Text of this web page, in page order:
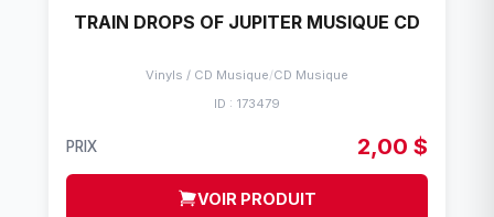
TRAIN DROPS OF JUPITER MUSIQUE CD
Vinyls / CD Musique/CD Musique
ID : 173479
PRIX 2,00 $
VOIR PRODUIT